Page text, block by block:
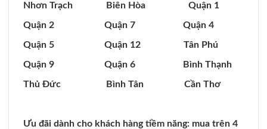
Nhơn Trạch Biên Hòa Quận 1
Quận 2 Quận 7 Quận 4
Quận 5 Quận 12 Tân Phú
Quận 9 Quận 6 Bình Thạnh
Thủ Đức Bình Tân Cần Thơ
Ưu đãi dành cho khách hàng tiềm năng: mua trên 4